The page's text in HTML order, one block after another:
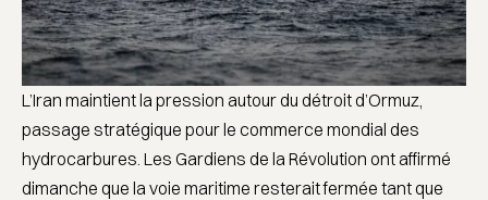
L’Iran maintient la pression autour du détroit d’Ormuz,
passage stratégique pour le commerce mondial des
hydrocarbures. Les Gardiens de la Révolution ont affirmé
dimanche que la voie maritime resterait fermée tant que